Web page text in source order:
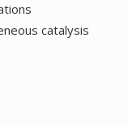
catalysis